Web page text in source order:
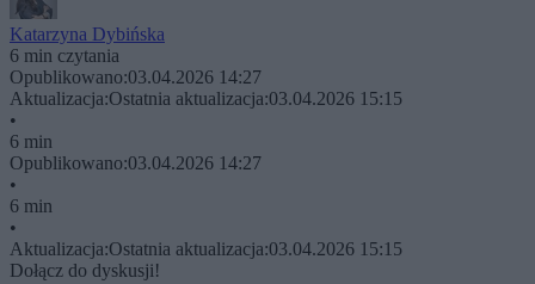
Katarzyna Dybińska
6 min czytania
Opublikowano:03.04.2026 14:27
Aktualizacja:Ostatnia aktualizacja:03.04.2026 15:15
•
6 min
Opublikowano:03.04.2026 14:27
•
6 min
•
Aktualizacja:Ostatnia aktualizacja:03.04.2026 15:15
Dołącz do dyskusji!